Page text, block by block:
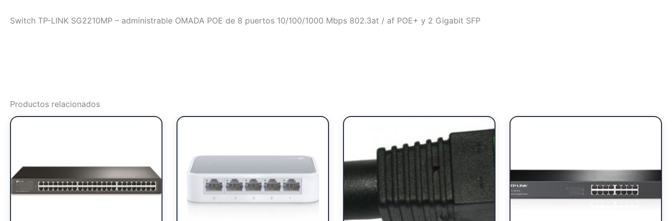
Switch TP-LINK SG2210MP – administrable OMADA POE de 8 puertos 10/100/1000 Mbps 802.3at / af POE+ y 2 Gigabit SFP
Productos relacionados